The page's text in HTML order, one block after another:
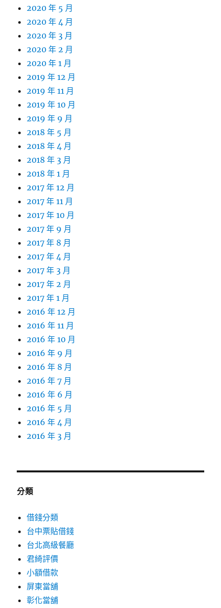
2020 年 5 月
2020 年 4 月
2020 年 3 月
2020 年 2 月
2020 年 1 月
2019 年 12 月
2019 年 11 月
2019 年 10 月
2019 年 9 月
2018 年 5 月
2018 年 4 月
2018 年 3 月
2018 年 1 月
2017 年 12 月
2017 年 11 月
2017 年 10 月
2017 年 9 月
2017 年 8 月
2017 年 4 月
2017 年 3 月
2017 年 2 月
2017 年 1 月
2016 年 12 月
2016 年 11 月
2016 年 10 月
2016 年 9 月
2016 年 8 月
2016 年 7 月
2016 年 6 月
2016 年 5 月
2016 年 4 月
2016 年 3 月
分類
借錢分類
台中票貼借錢
台北高級餐廳
君綺評價
小額借款
屏東當舖
彰化當舖